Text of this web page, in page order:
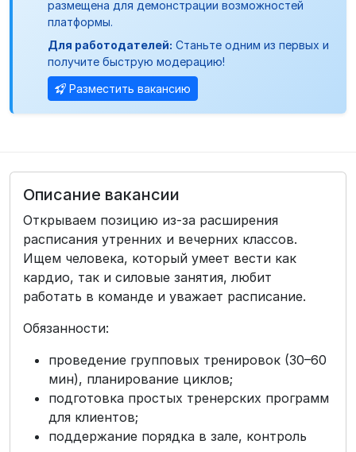
размещена для демонстрации возможностей
платформы.
Для работодателей: Станьте одним из первых и
получите быструю модерацию!
Разместить вакансию
Описание вакансии
Открываем позицию из-за расширения
расписания утренних и вечерних классов.
Ищем человека, который умеет вести как
кардио, так и силовые занятия, любит
работать в команде и уважает расписание.
Обязанности:
проведение групповых тренировок (30–60
мин), планирование циклов;
подготовка простых тренерских программ
для клиентов;
поддержание порядка в зале, контроль